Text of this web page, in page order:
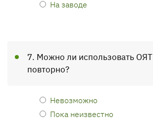
На заводе
7. Можно ли использовать ОЯТ
повторно?
Невозможно
Пока неизвестно